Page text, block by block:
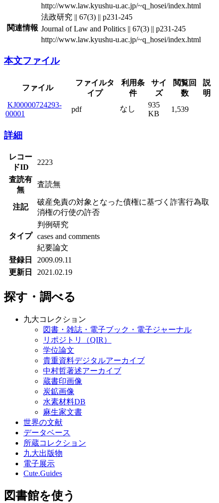
http://www.law.kyushu-u.ac.jp/~q_hosei/index.html
関連情報
法政研究 || 67(3) || p231-245
Journal of Law and Politics || 67(3) || p231-245
http://www.law.kyushu-u.ac.jp/~q_hosei/index.html
本文ファイル
ファイル
ファイルタ
イプ
利用条
件
サイ
ズ
閲覧回
数
説
明
KJ00000724293-
00001
pdf なし
935
KB
1,539
詳細
レコー
ドID
2223
査読有
無
査読無
注記
破産免責の対象となった債権に基づく詐害行為取
消権の行使の許否
タイプ
判例研究
cases and comments
紀要論文
登録日
2009.09.11
更新日
2021.02.19
探す・調べる
九大コレクション
図書・雑誌・電子ブック・電子ジャーナル
リポジトリ（QIR）
学位論文
貴重資料デジタルアーカイブ
中村哲著述アーカイブ
蔵書印画像
炭鉱画像
水素材料DB
麻生家文書
世界の文献
データベース
所蔵コレクション
九大出版物
電子展示
Cute.Guides
図書館を使う